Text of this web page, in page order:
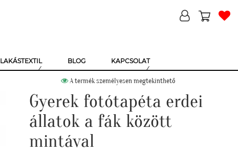
LAKÁSTEXTIL BLOG KAPCSOLAT
A termék személyesen megtekinthető
Gyerek fotótapéta erdei
állatok a fák között
mintával